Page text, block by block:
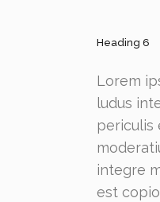
Heading 6
Lorem
ludus
periculis
integre
est